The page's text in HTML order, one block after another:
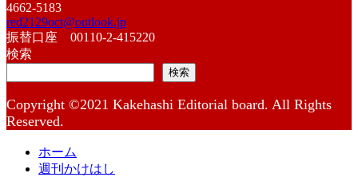
4662-5183
red2129oct@outlook.jp
振替口座 00110-2-415220
検索
検索
Copyright ©2021 Kakehashi Editorial board. All Rights
Reserved.
ホーム
週刊かけはし